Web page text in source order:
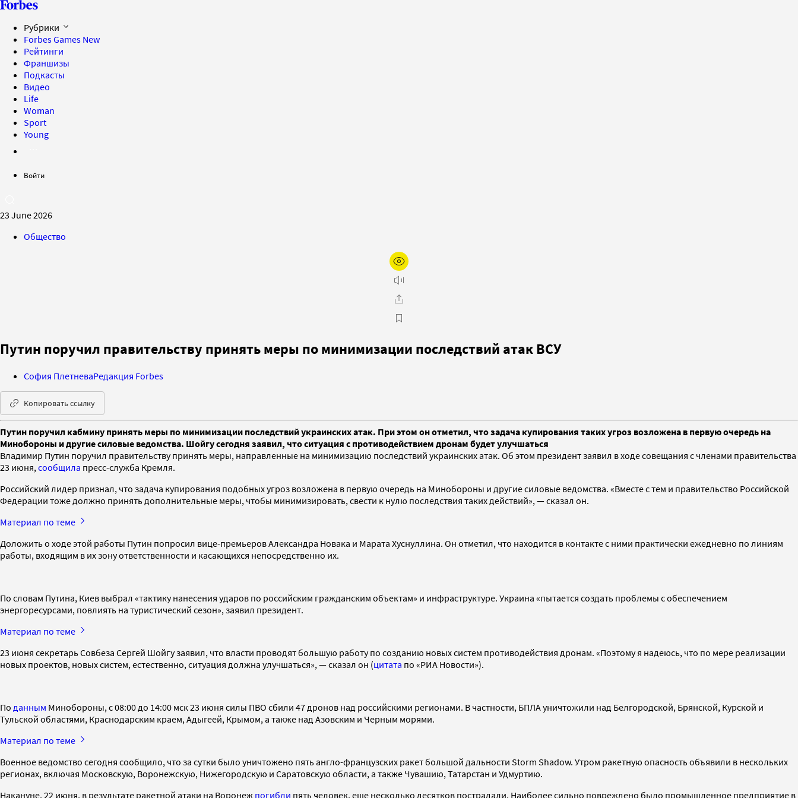
Рубрики
Forbes Games New
Рейтинги
Франшизы
Подкасты
Видео
Life
Woman
Sport
Young
Войти
23 June 2026
Общество
Путин поручил правительству принять меры по минимизации последствий атак ВСУ
София ПлетневаРедакция Forbes
Копировать ссылку
Путин поручил кабмину принять меры по минимизации последствий украинских атак. При этом он отметил, что задача купирования таких угроз возложена в первую очередь на
Минобороны и другие силовые ведомства. Шойгу сегодня заявил, что ситуация с противодействием дронам будет улучшаться
Владимир Путин поручил правительству принять меры, направленные на минимизацию последствий украинских атак. Об этом президент заявил в ходе совещания с членами правительства
23 июня, сообщила пресс-служба Кремля.
Российский лидер признал, что задача купирования подобных угроз возложена в первую очередь на Минобороны и другие силовые ведомства. «Вместе с тем и правительство Российской
Федерации тоже должно принять дополнительные меры, чтобы минимизировать, свести к нулю последствия таких действий», — сказал он.
Материал по теме
Доложить о ходе этой работы Путин попросил вице-премьеров Александра Новака и Марата Хуснуллина. Он отметил, что находится в контакте с ними практически ежедневно по линиям
работы, входящим в их зону ответственности и касающихся непосредственно их.
По словам Путина, Киев выбрал «тактику нанесения ударов по российским гражданским объектам» и инфраструктуре. Украина «пытается создать проблемы с обеспечением
энергоресурсами, повлиять на туристический сезон», заявил президент.
Материал по теме
23 июня секретарь Совбеза Сергей Шойгу заявил, что власти проводят большую работу по созданию новых систем противодействия дронам. «Поэтому я надеюсь, что по мере реализации
новых проектов, новых систем, естественно, ситуация должна улучшаться», — сказал он (цитата по «РИА Новости»).
По данным Минобороны, с 08:00 до 14:00 мск 23 июня силы ПВО сбили 47 дронов над российскими регионами. В частности, БПЛА уничтожили над Белгородской, Брянской, Курской и
Тульской областями, Краснодарским краем, Адыгеей, Крымом, а также над Азовским и Черным морями.
Материал по теме
Военное ведомство сегодня сообщило, что за сутки было уничтожено пять англо-французских ракет большой дальности Storm Shadow. Утром ракетную опасность объявили в нескольких
регионах, включая Московскую, Воронежскую, Нижегородскую и Саратовскую области, а также Чувашию, Татарстан и Удмуртию.
Накануне, 22 июня, в результате ракетной атаки на Воронеж погибли пять человек, еще несколько десятков пострадали. Наиболее сильно повреждено было промышленное предприятие в